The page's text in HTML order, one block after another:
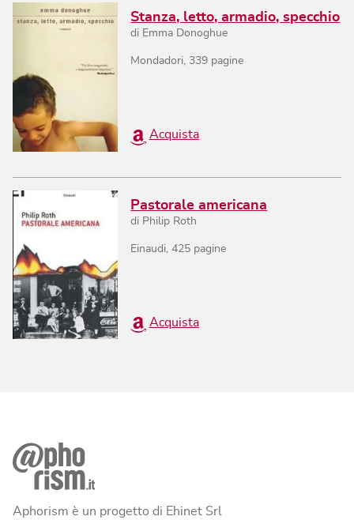
Stanza, letto, armadio, specchio
di Emma Donoghue
Mondadori, 339 pagine
Acquista
Pastorale americana
di Philip Roth
Einaudi ,425 pagine
Acquista
Aphorism è un progetto di Ehinet Srl